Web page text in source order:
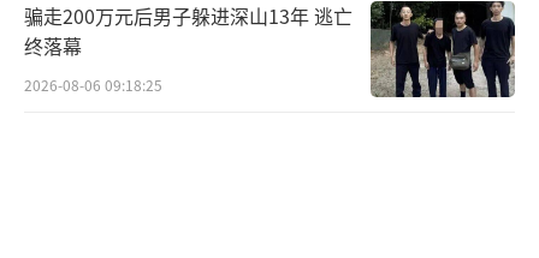
骗走200万元后男子躲进深山13年 逃亡
终落幕
2026-08-06 09:18:25